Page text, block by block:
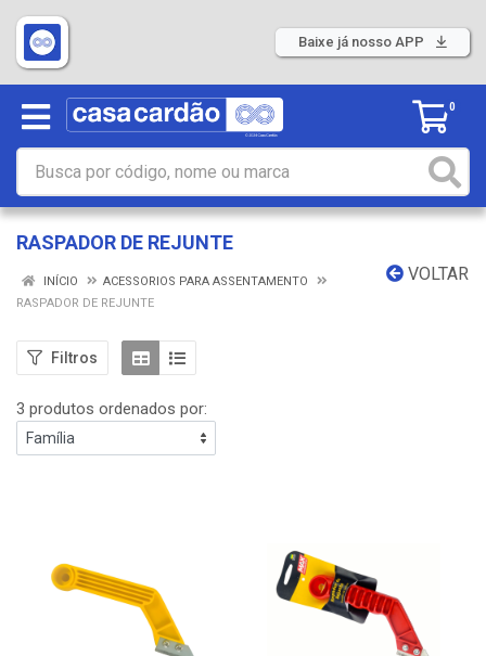
Baixe já nosso APP
0
RASPADOR DE REJUNTE
VOLTAR
INÍCIO
ACESSORIOS PARA ASSENTAMENTO
RASPADOR DE REJUNTE
Filtros
3 produtos ordenados por: